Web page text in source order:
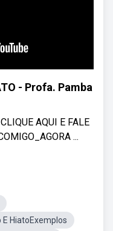
- Profa. Pamba
AQUI E FALE
...
E HiatoExemplos